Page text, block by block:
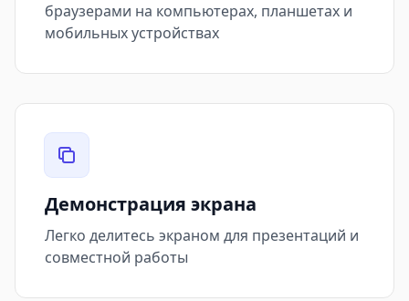
браузерами на компьютерах, планшетах и
мобильных устройствах
Демонстрация экрана
Легко делитесь экраном для презентаций и
совместной работы